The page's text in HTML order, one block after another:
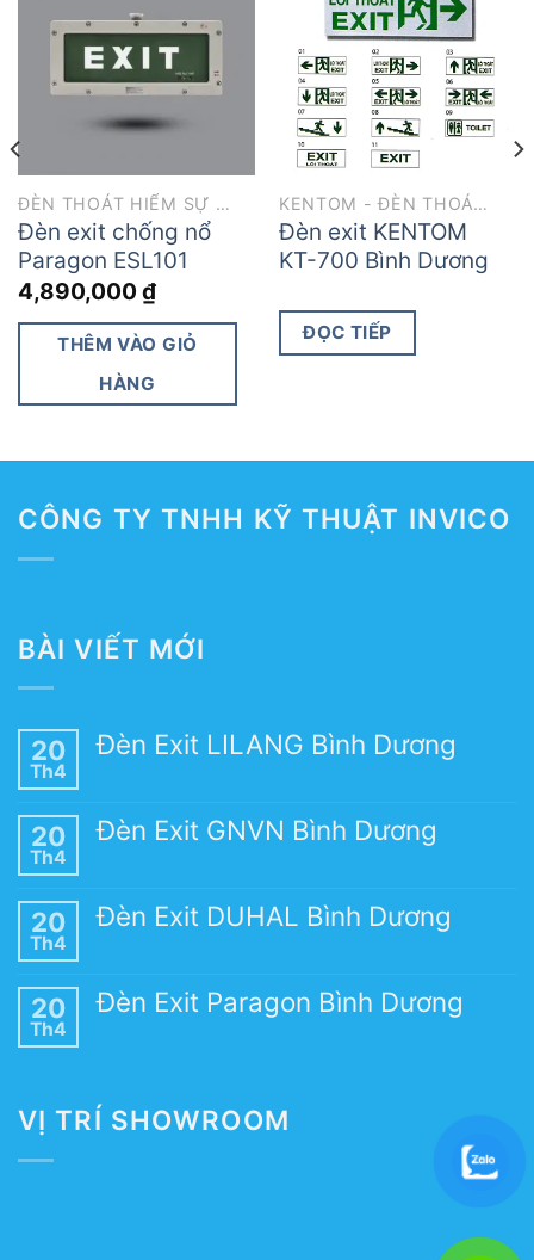
wishlist
ĐÈN THOÁT HIỂM SỰ CỐ
Đèn exit chống nổ
Paragon ESL101
4,890,000 ₫
THÊM VÀO GIỎ
HÀNG
Add to
wishlist
KENTOM - ĐÈN THOÁT HIỂM
Đèn exit KENTOM
KT-700 Bình Dương
ĐỌC TIẾP
CÔNG TY TNHH KỸ THUẬT INVICO
BÀI VIẾT MỚI
20
Th4
Đèn Exit LILANG Bình Dương
20
Th4
Đèn Exit GNVN Bình Dương
20
Th4
Đèn Exit DUHAL Bình Dương
20
Th4
Đèn Exit Paragon Bình Dương
VỊ TRÍ SHOWROOM